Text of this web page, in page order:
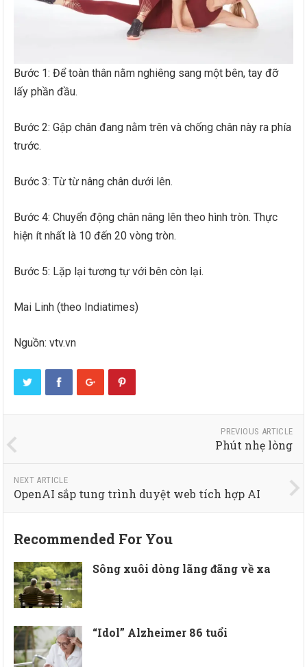
Bước 1: Để toàn thân nằm nghiêng sang một bên, tay đỡ
lấy phần đầu.
Bước 2: Gập chân đang nằm trên và chống chân này ra phía
trước.
Bước 3: Từ từ nâng chân dưới lên.
Bước 4: Chuyển động chân nâng lên theo hình tròn. Thực
hiện ít nhất là 10 đến 20 vòng tròn.
Bước 5: Lặp lại tương tự với bên còn lại.
Mai Linh (theo Indiatimes)
Nguồn: vtv.vn
PREVIOUS ARTICLE
Phút nhẹ lòng
NEXT ARTICLE
OpenAI sắp tung trình duyệt web tích hợp AI
Recommended For You
Sông xuôi dòng lãng đãng về xa
“Idol” Alzheimer 86 tuổi